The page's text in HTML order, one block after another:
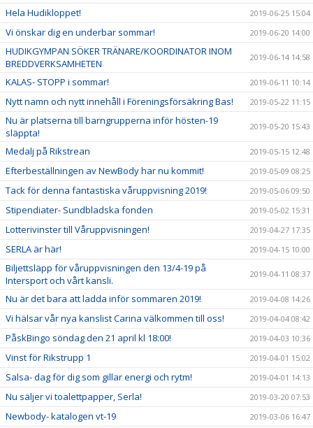
Hela Hudikloppet! 2019-06-25 15:04
Vi önskar dig en underbar sommar! 2019-06-20 14:00
HUDIKGYMPAN SÖKER TRÄNARE/KOORDINATOR INOM
BREDDVERKSAMHETEN
2019-06-14 14:58
KALAS- STOPP i sommar! 2019-06-11 10:14
Nytt namn och nytt innehåll i Föreningsförsäkring Bas! 2019-05-22 11:15
Nu är platserna till barngrupperna inför hösten-19
släppta!
2019-05-20 15:43
Medalj på Rikstrean 2019-05-15 12:48
Efterbeställningen av NewBody har nu kommit! 2019-05-09 08:25
Tack för denna fantastiska våruppvisning 2019! 2019-05-06 09:50
Stipendiater- Sundbladska fonden 2019-05-02 15:31
Lotterivinster till Våruppvisningen! 2019-04-27 17:35
SERLA är här! 2019-04-15 10:00
Biljettsläpp för våruppvisningen den 13/4-19 på
Intersport och vårt kansli.
2019-04-11 08:37
Nu är det bara att ladda inför sommaren 2019! 2019-04-08 14:26
Vi hälsar vår nya kanslist Carina välkommen till oss! 2019-04-04 08:42
PåskBingo söndag den 21 april kl 18:00! 2019-04-03 10:36
Vinst för Rikstrupp 1 2019-04-01 15:02
Salsa- dag för dig som gillar energi och rytm! 2019-04-01 14:13
Nu säljer vi toalettpapper, Serla! 2019-03-20 07:53
Newbody- katalogen vt-19 2019-03-06 16:47